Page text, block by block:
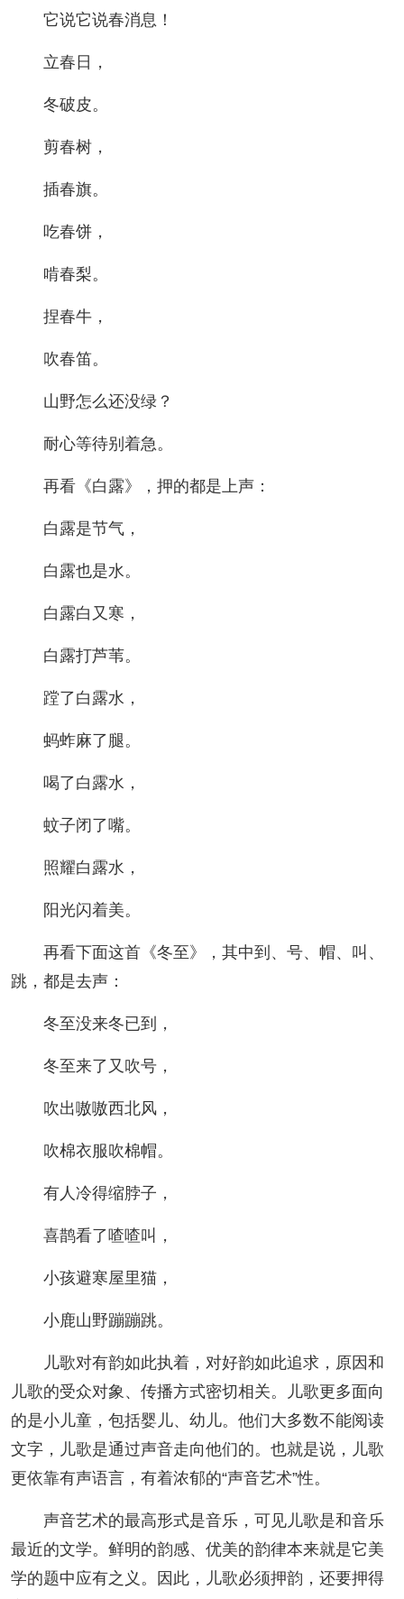
它说它说春消息！
立春日，
冬破皮。
剪春树，
插春旗。
吃春饼，
啃春梨。
捏春牛，
吹春笛。
山野怎么还没绿？
耐心等待别着急。
再看《白露》，押的都是上声：
白露是节气，
白露也是水。
白露白又寒，
白露打芦苇。
蹚了白露水，
蚂蚱麻了腿。
喝了白露水，
蚊子闭了嘴。
照耀白露水，
阳光闪着美。
再看下面这首《冬至》，其中到、号、帽、叫、
跳，都是去声：
冬至没来冬已到，
冬至来了又吹号，
吹出嗷嗷西北风，
吹棉衣服吹棉帽。
有人冷得缩脖子，
喜鹊看了喳喳叫，
小孩避寒屋里猫，
小鹿山野蹦蹦跳。
儿歌对有韵如此执着，对好韵如此追求，原因和
儿歌的受众对象、传播方式密切相关。儿歌更多面向
的是小儿童，包括婴儿、幼儿。他们大多数不能阅读
文字，儿歌是通过声音走向他们的。也就是说，儿歌
更依靠有声语言，有着浓郁的“声音艺术”性。
声音艺术的最高形式是音乐，可见儿歌是和音乐
最近的文学。鲜明的韵感、优美的韵律本来就是它美
学的题中应有之义。因此，儿歌必须押韵，还要押得